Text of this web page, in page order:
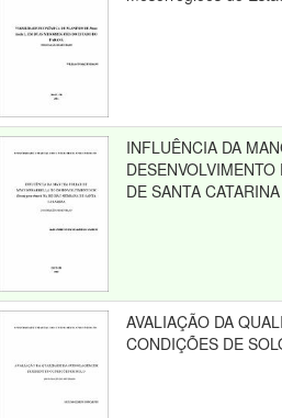
INFLUÊNCIA DA
DE SANTA CATARINA
AVALIAÇÃO DA
CONDIÇÕES DE